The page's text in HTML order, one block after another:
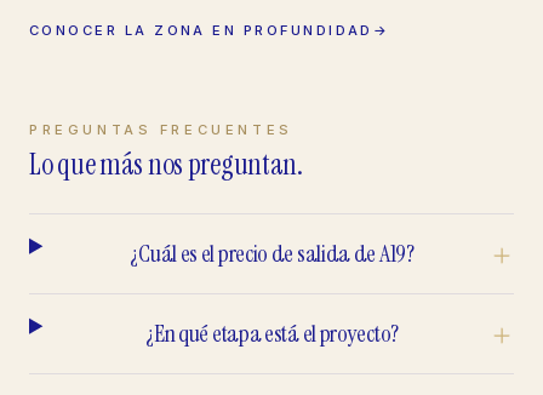
CONOCER LA ZONA EN PROFUNDIDAD →
PREGUNTAS FRECUENTES
Lo que más nos preguntan.
¿Cuál es el precio de salida de A19?
¿En qué etapa está el proyecto?